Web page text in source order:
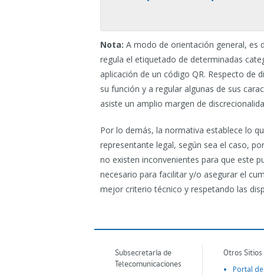
Nota: A modo de orientación general, es
regula el etiquetado de determinadas
aplicación de un código QR. Respecto de
su función y a regular algunas de sus
asiste un amplio margen de
Por lo demás, la normativa establece lo
representante legal, según sea el caso,
no existen inconvenientes para que este
necesario para facilitar y/o asegurar el
mejor criterio técnico y respetando las
Subsecretaría de
Telecomunicaciones
Otros
Portal